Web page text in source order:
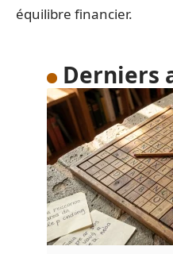
équilibre financier.
Derniers